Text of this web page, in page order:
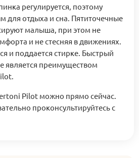
регулируется, поэтому
для отдыха и сна. Пятиточечные
малыша, при этом не
и не стесняя в движениях.
и поддается стирке. Быстрый
является преимуществом
Pilot можно прямо сейчас.
проконсультируйтесь с